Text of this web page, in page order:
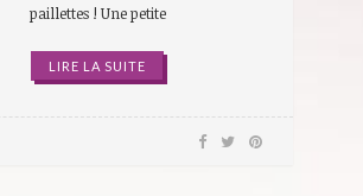
paillettes ! Une petite
LIRE LA SUITE